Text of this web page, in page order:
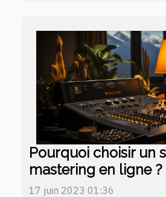
Pourquoi choisir un
mastering en ligne ?
17 juin 2023 01:36